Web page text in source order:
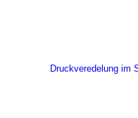
Druckveredelung im